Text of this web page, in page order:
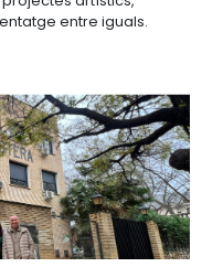
entre iguals.